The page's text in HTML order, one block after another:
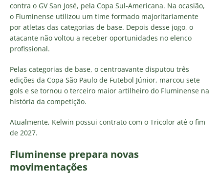
contra o GV San José, pela Copa Sul-Americana. Na ocasião,
o Fluminense utilizou um time formado majoritariamente
por atletas das categorias de base. Depois desse jogo, o
atacante não voltou a receber oportunidades no elenco
profissional.
Pelas categorias de base, o centroavante disputou três
edições da Copa São Paulo de Futebol Júnior, marcou sete
gols e se tornou o terceiro maior artilheiro do Fluminense na
história da competição.
Atualmente, Kelwin possui contrato com o Tricolor até o fim
de 2027.
Fluminense prepara novas
movimentações